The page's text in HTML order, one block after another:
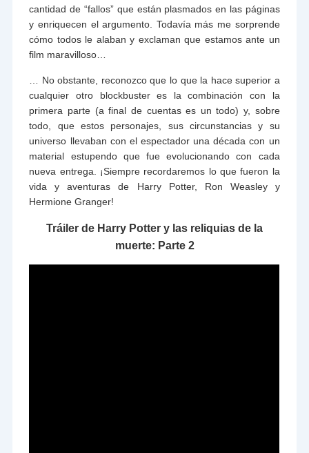
cantidad de “fallos” que están plasmados en las páginas
y enriquecen el argumento. Todavía más me sorprende
cómo todos le alaban y exclaman que estamos ante un
film maravilloso…
… No obstante, reconozco que lo que la hace superior a
cualquier otro blockbuster es la combinación con la
primera parte (a final de cuentas es un todo) y, sobre
todo, que estos personajes, sus circunstancias y su
universo llevaban con el espectador una década con un
material estupendo que fue evolucionando con cada
nueva entrega. ¡Siempre recordaremos lo que fueron la
vida y aventuras de Harry Potter, Ron Weasley y
Hermione Granger!
Tráiler de Harry Potter y las reliquias de la
muerte: Parte 2